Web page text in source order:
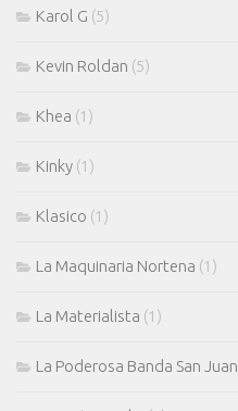
Karol G (5)
Kevin Roldan (5)
Khea (1)
Kinky (1)
Klasico (1)
La Maquinaria Nortena (1)
La Materialista (1)
La Poderosa Banda San Juan